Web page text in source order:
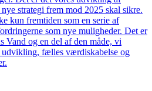
strategi frem mod 2025 skal sikre.
kun fremtiden som en serie af
som nye muligheder. Det er
Vand og en del af den måde, vi
udvikling, fælles værdiskabelse og